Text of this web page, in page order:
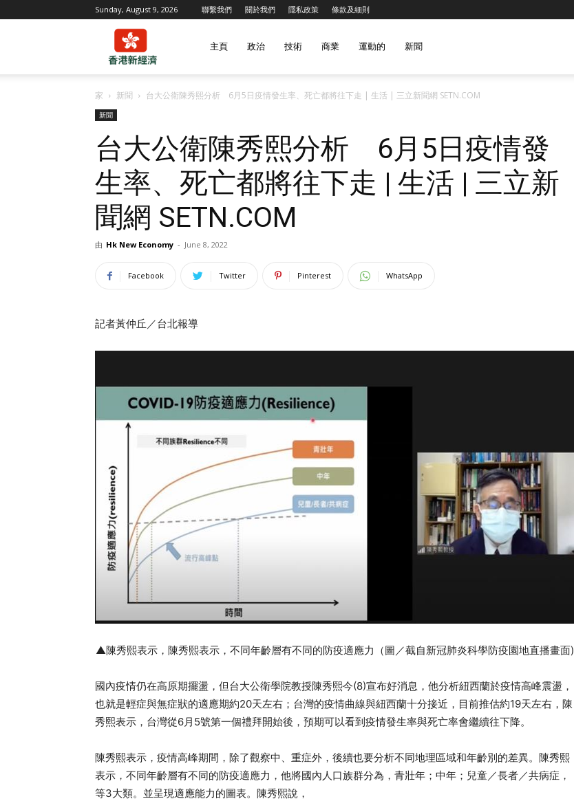
Sunday, August 9, 2026 聯繫我們 關於我們 隱私政策 條款及細則
港
新
經
主頁 政治 技術 商業 運動的 新聞
家 新聞 台大公衛陳秀熙分析 6月5日疫情發生率、死亡都將往下走 | 生活 | 三立新聞網 SETN.COM
新聞
台大公衛陳秀熙分析 6月5日疫情發
生率、死亡都將往下走 | 生活 | 三立新
聞網 SETN.COM
由 Hk New Economy - June 8, 2022
Facebook Twitter Pinterest WhatsApp
記者黃仲丘／台北報導
▲陳秀熙表示，陳秀熙表示，不同年齡層有不同的防疫適應力（圖／截自新冠肺炎科學防疫園地直播畫面)
國內疫情仍在高原期擺盪，但台大公衛學院教授陳秀熙今(8)宣布好消息，他分析紐西蘭於疫情高峰震盪，
也就是輕症與無症狀的適應期約20天左右；台灣的疫情曲線與紐西蘭十分接近，目前推估約19天左右，陳
秀熙表示，台灣從6月5號第一個禮拜開始後，預期可以看到疫情發生率與死亡率會繼續往下降。
陳秀熙表示，疫情高峰期間，除了觀察中、重症外，後續也要分析不同地理區域和年齡別的差異。陳秀熙
表示，不同年齡層有不同的防疫適應力，他將國內人口族群分為，青壯年；中年；兒童／長者／共病症，
等3大類。並呈現適應能力的圖表。陳秀熙說，